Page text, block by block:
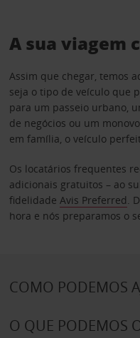
A sua viagem
Assim que chegar, temos
seja o tipo de veículo que
para um passeio urbano,
de negócios ou um
em família, o veículo
Os locatários frequentes
adicionais gratuitos – ao
fidelidade Avis Preferred.
hora e nós preparamos o
COMO PODEMOS
O QUE PODEMOS